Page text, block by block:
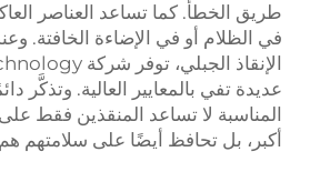
طريق الخطأ. كما تساعد العناصر
في الظلام أو في الإضاءة الخافتة.
عديدة تفي بالمعايير العالية. وتذكَّر
المناسبة لا تساعد المنقذين فقط
أكبر، بل تحافظ أيضًا على سلامتهم هم